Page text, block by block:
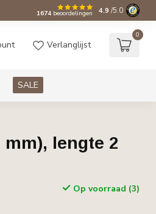
1674beoordelingen 4.9 /5.0
Verlanglijst
0
SALE
mm), lengte 2
Op voorraad (3)